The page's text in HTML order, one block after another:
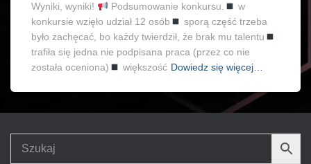
Wyniki, wyniki! Podsumowanie konkursu.
w
konkursie wzięło udział 12 osób
sporą część trzeba
było zachęcać, bo każdy twierdził, że brak mu talentu
trafiła się jedna nie podpisana praca (przez co nie
została oceniona)
większość Dowiedz się więcej…